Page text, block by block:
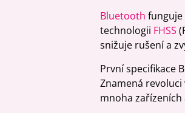
Bluetooth funguje
technologii FHSS
snižuje rušení a
První specifikace
Znamená
mnoha zařízeních